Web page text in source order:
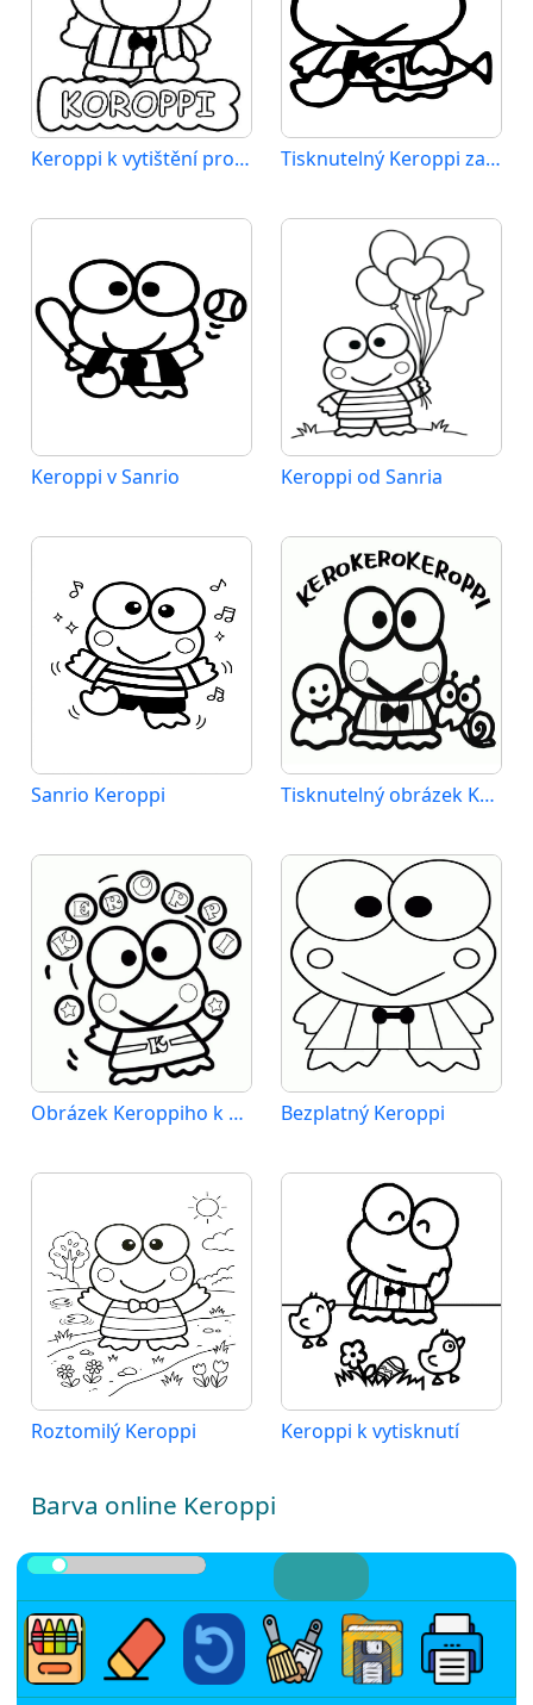
Keroppi k vytištění pro děti Tisknutelný Keroppi zadarmo
Keroppi v Sanrio Keroppi od Sanria
Sanrio Keroppi Tisknutelný obrázek Keroppiho
Obrázek Keroppiho k vytištění Bezplatný Keroppi
Roztomilý Keroppi Keroppi k vytisknutí
Barva online Keroppi